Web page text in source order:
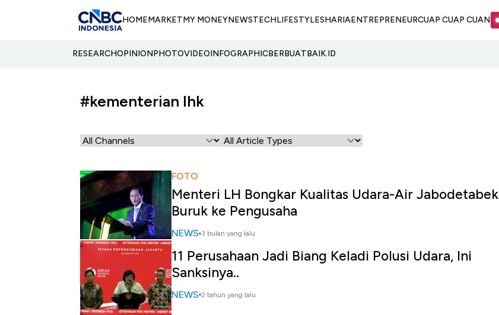
HOMEMARKETMY MONEYNEWSTECHLIFESTYLESHARIAENTREPRENEURCUAP CUAP CUAN
RESEARCHOPINIONPHOTOVIDEOINFOGRAPHICBERBUATBAIK.ID
#kementerian lhk
FOTO
Menteri LH Bongkar Kualitas Udara-Air Jabodetabek
Buruk ke Pengusaha
NEWS 3 bulan yang lalu
11 Perusahaan Jadi Biang Keladi Polusi Udara, Ini
Sanksinya..
NEWS 2 tahun yang lalu